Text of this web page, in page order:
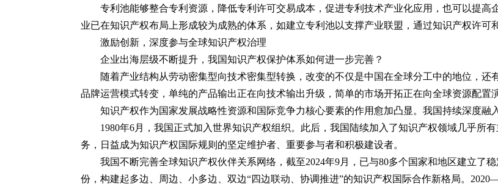
专利池能够整合专利资源，降低专利许可交易成本，促进专利技术产业化应用，也可以提高
业已在知识产权布局上形成较为成熟的体系，如建立专利池以支撑产业联盟，通过知识产权许可
激励创新，深度参与全球知识产权治理
企业出海层级不断提升，我国知识产权保护体系如何进一步完善？
随着产业结构从劳动密集型向技术密集型转换，改变的不仅是中国在全球分工中的地位，还
品牌运营模式转变，单纯的产品输出正在向技术输出升级，简单的市场开拓正在向全球资源配置
知识产权作为国家发展战略性资源和国际竞争力核心要素的作用愈加凸显。我国持续深度融
1980年6月，我国正式加入世界知识产权组织。此后，我国陆续加入了知识产权领域几乎所
务，日益成为知识产权国际规则的坚定维护者、重要参与者和积极建设者。
我国不断完善全球知识产权伙伴关系网络，截至2024年9月，已与80多个国家和地区建立了
份，构建起多边、周边、小多边、双边“四边联动、协调推进”的知识产权国际合作新格局。